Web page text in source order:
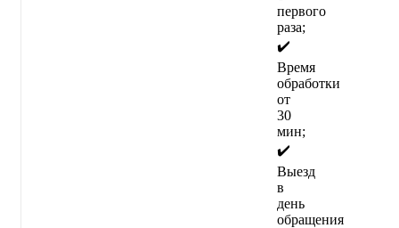
первого
раза;
✔️
Время
обработки
от
30
мин;
✔️
Выезд
в
день
обращения